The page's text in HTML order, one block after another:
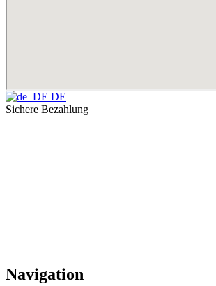
DE
Sichere Bezahlung
Navigation